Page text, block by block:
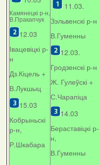
Камянецкі р-н,
В.Пракапчук
12.03
Івацевіцкі р-
н
Дз.Кіцель +
В.Лукшыц
15.03
Кобрыньскі
р-н,
Р.Шкабара
11.03.
Зэльвенскі р-н
В.Гуменны
12.03.
Гродзенскі р-н
Ж. Гулеўскі +
С.Чарапіца
14.03
Бераставіцкі р-
н,
В.Гуменны